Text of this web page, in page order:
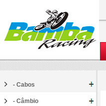
- Cabos
- Câmbio